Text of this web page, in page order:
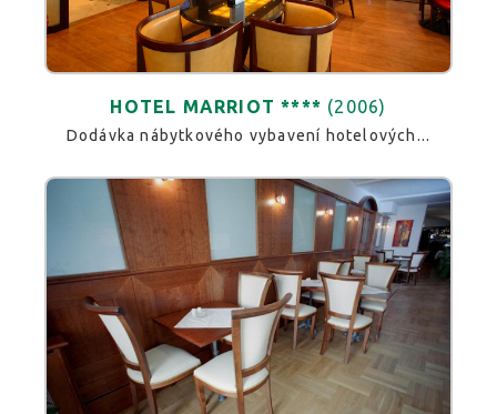
HOTEL MARRIOT **** (2006)
Dodávka nábytkového vybavení hotelových...